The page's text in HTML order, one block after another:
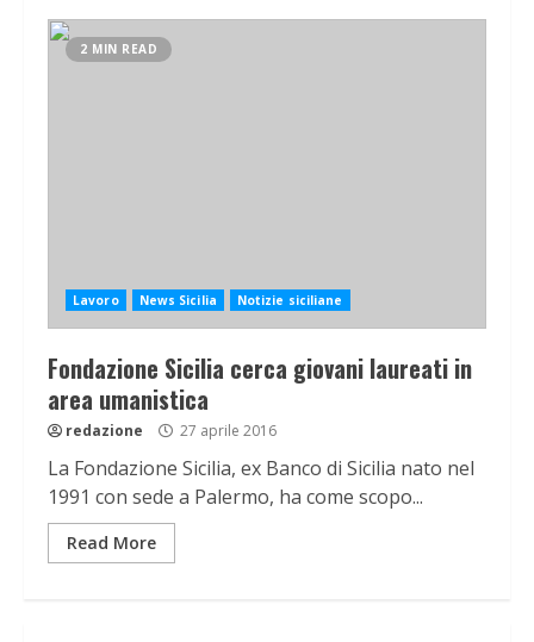
2 MIN READ
Lavoro News Sicilia Notizie siciliane
Fondazione Sicilia cerca giovani laureati in
area umanistica
redazione 27 aprile 2016
La Fondazione Sicilia, ex Banco di Sicilia nato nel
1991 con sede a Palermo, ha come scopo...
Read More